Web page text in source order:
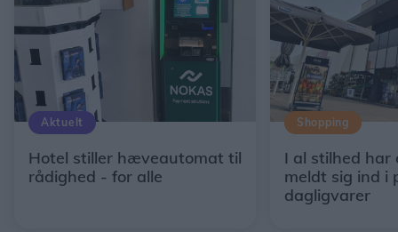
Aktuelt
Hotel stiller hæveautomat til
rådighed - for alle
Shopping
I al stilhed har
meldt sig ind i
dagligvarer